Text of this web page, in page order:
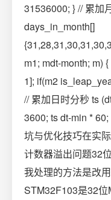
31536000; } // 累加
days_in_month[]
m1; mdt-month; m)
1]; if(m2
// 累加日时分秒 ts
3600; ts dt-min *
坑与优化技巧在实
计数器溢出问题32
我处理的方法是改
STM32F103是32